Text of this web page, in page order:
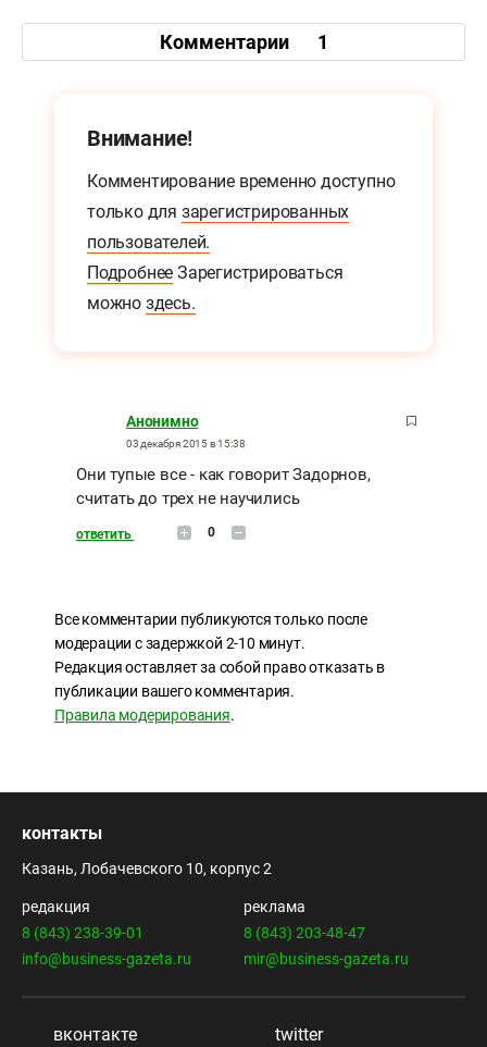
Комментарии 1
Внимание!
Комментирование временно доступно
только для зарегистрированных
пользователей.
Подробнее Зарегистрироваться
можно здесь.
Анонимно
03 декабря 2015 в 15:38
Они тупые все - как говорит Задорнов,
считать до трех не научились
ответить 0
Все комментарии публикуются только после
модерации с задержкой 2-10 минут.
Редакция оставляет за собой право отказать в
публикации вашего комментария.
Правила модерирования.
контакты
Казань, Лобачевского 10, корпус 2
редакция
8 (843) 238-39-01
info@business-gazeta.ru
реклама
8 (843) 203-48-47
mir@business-gazeta.ru
вконтакте twitter